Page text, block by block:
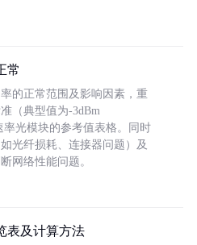
常
的正常范围及影响因素，重
（典型值为-3dBm
率光模块的参考值表格。同时
光纤损耗、连接器问题）及
网络性能问题。
表及计算方法